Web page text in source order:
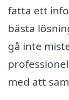
fatta ett
bästa
gå inte
med att